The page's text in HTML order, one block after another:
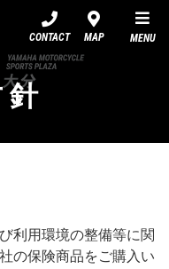
CONTACT MAP MENU
針
利用環境の整備等に関
の保険商品をご購入い